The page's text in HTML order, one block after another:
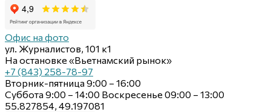
Офис на фото
ул. Журналистов, 101 к1
На остановке «Вьетнамский рынок»
+7 (843) 258-78-97
Вторник-пятница 9:00 – 16:00
Суббота 9:00 – 14:00 Воскресенье 09:00 – 13:00
55.827854, 49.197081